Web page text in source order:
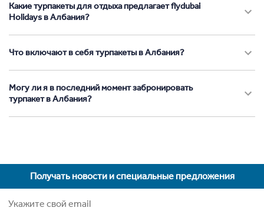
Какие турпакеты для отдыха предлагает flydubai
Holidays в Албания?
Что включают в себя турпакеты в Албания?
Могу ли я в последний момент забронировать
турпакет в Албания?
Получать новости и специальные предложения